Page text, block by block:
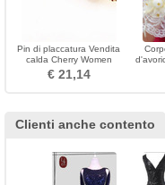
Pin di placcatura Vendita
calda Cherry Women
Brooch
€ 21,14
Clienti anche contento